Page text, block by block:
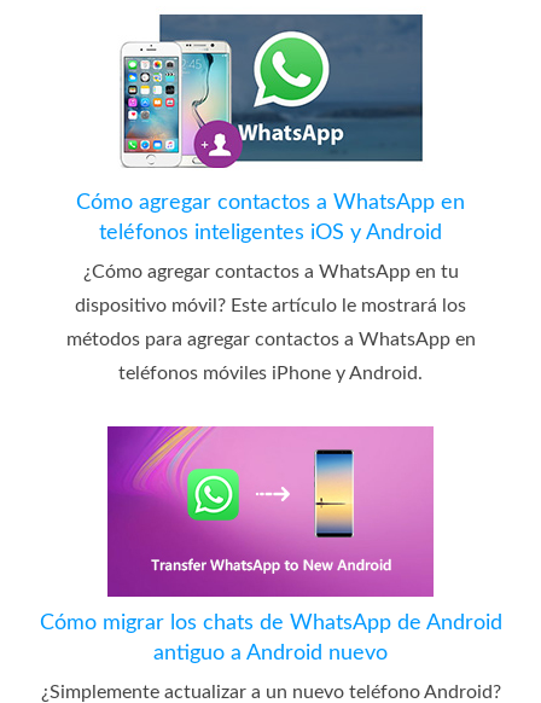
Cómo agregar contactos a WhatsApp en
teléfonos inteligentes iOS y Android
¿Cómo agregar contactos a WhatsApp en tu
dispositivo móvil? Este artículo le mostrará los
métodos para agregar contactos a WhatsApp en
teléfonos móviles iPhone y Android.
Cómo migrar los chats de WhatsApp de Android
antiguo a Android nuevo
¿Simplemente actualizar a un nuevo teléfono Android?